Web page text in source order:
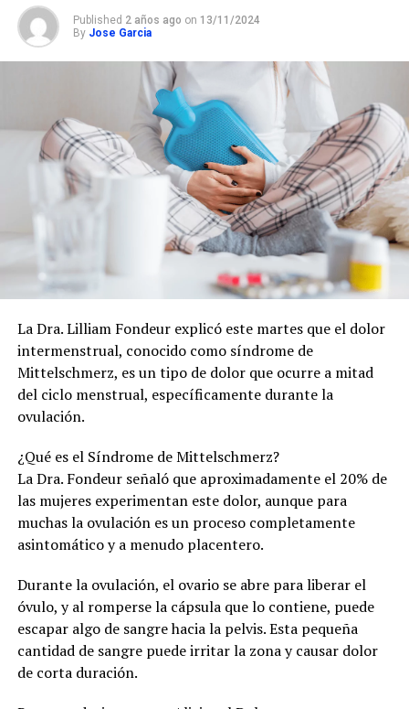
Published 2 años ago on 13/11/2024
By Jose Garcia
La Dra. Lilliam Fondeur explicó este martes que el dolor
intermenstrual, conocido como síndrome de
Mittelschmerz, es un tipo de dolor que ocurre a mitad
del ciclo menstrual, específicamente durante la
ovulación.
¿Qué es el Síndrome de Mittelschmerz?
La Dra. Fondeur señaló que aproximadamente el 20% de
las mujeres experimentan este dolor, aunque para
muchas la ovulación es un proceso completamente
asintomático y a menudo placentero.
Durante la ovulación, el ovario se abre para liberar el
óvulo, y al romperse la cápsula que lo contiene, puede
escapar algo de sangre hacia la pelvis. Esta pequeña
cantidad de sangre puede irritar la zona y causar dolor
de corta duración.